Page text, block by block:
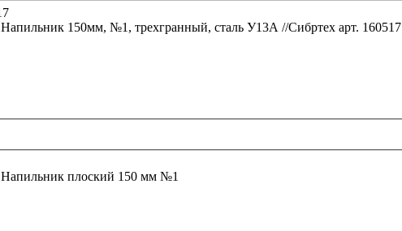
Напильник 150мм, №1, трехгранный, сталь У13А //Сибртех арт. 160517
Напильник плоский 150 мм №1